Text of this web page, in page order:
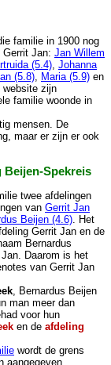
familie in 1900 nog
Jan: Jan Willem
(5.4) Johanna
(5.8) Maria (5.9) en
website zijn
familie woonde in
mensen. De
maar er zijn er ook
Beijen-Spekreis
twee afdelingen
van Gerrit Jan
Beijen (4.6) . Het
Gerrit Jan en de
Bernardus
Daarom is het
van Gerrit Jan
, Bernardus Beijen
man meer dan
voor hun
en de afdeling
wordt de grens
aangegeven.